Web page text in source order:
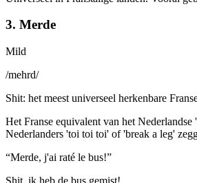
3. Merde
Mild
/mehrd/
Shit: het meest universeel herkenbare
Het Franse equivalent van het
Nederlanders 'toi toi toi' of 'break a leg'
“Merde, j'ai raté le bus!”
Shit, ik heb de bus gemist!